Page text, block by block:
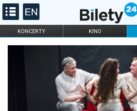
KONCERTY KINO
FILHARMONIA OPERA I BALET
ONLINE